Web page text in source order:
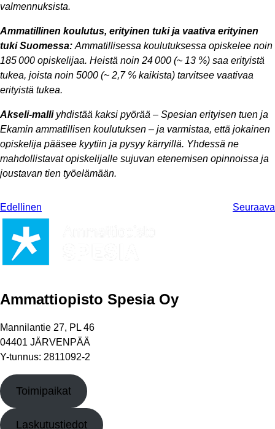
valmennuksista.
Ammatillinen koulutus, erityinen tuki ja vaativa erityinen
tuki Suomessa: Ammatillisessa koulutuksessa opiskelee noin
185 000 opiskelijaa. Heistä noin 24 000 (~ 13 %) saa erityistä
tukea, joista noin 5000 (~ 2,7 % kaikista) tarvitsee vaativaa
erityistä tukea.
Akseli-malliyhdistää kaksi pyörää – Spesian erityisen tuen ja
Ekamin ammatillisen koulutuksen – ja varmistaa, että jokainen
opiskelija pääsee kyytiin ja pysyy kärryillä. Yhdessä ne
mahdollistavat opiskelijalle sujuvan etenemisen opinnoissa ja
joustavan tien työelämään.
Edellinen Seuraava
Ammattiopisto Spesia Oy
Mannilantie 27, PL 46
04401 JÄRVENPÄÄ
Y-tunnus: 2811092-2
Toimipaikat
Laskutustiedot